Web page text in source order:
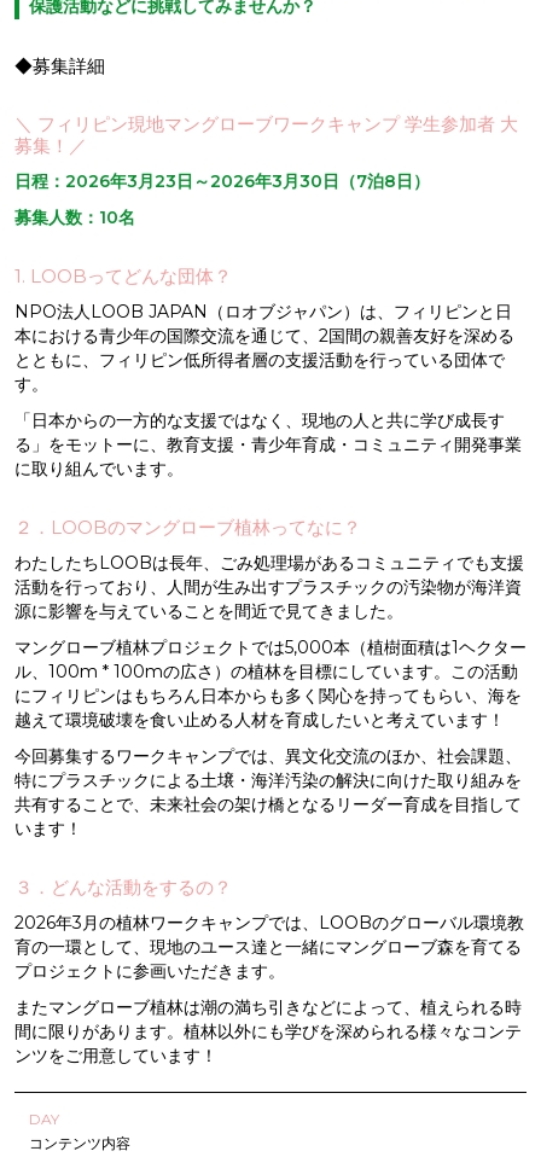
保護活動などに挑戦してみませんか？
◆募集詳細
＼ フィリピン現地マングローブワークキャンプ 学生参加者 大
募集！／
日程：2026年3月23日～2026年3月30日（7泊8日）
募集人数：10名
1. LOOBってどんな団体？
NPO法人LOOB JAPAN（ロオブジャパン）は、フィリピンと日
本における青少年の国際交流を通じて、2国間の親善友好を深める
とともに、フィリピン低所得者層の支援活動を行っている団体で
す。
「日本からの一方的な支援ではなく、現地の人と共に学び成長す
る」をモットーに、教育支援・青少年育成・コミュニティ開発事業
に取り組んでいます。
２．LOOBのマングローブ植林ってなに？
わたしたちLOOBは長年、ごみ処理場があるコミュニティでも支援
活動を行っており、人間が生み出すプラスチックの汚染物が海洋資
源に影響を与えていることを間近で見てきました。
マングローブ植林プロジェクトでは5,000本（植樹面積は1ヘクター
ル、100m * 100mの広さ）の植林を目標にしています。この活動
にフィリピンはもちろん日本からも多く関心を持ってもらい、海を
越えて環境破壊を食い止める人材を育成したいと考えています！
今回募集するワークキャンプでは、異文化交流のほか、社会課題、
特にプラスチックによる土壌・海洋汚染の解決に向けた取り組みを
共有することで、未来社会の架け橋となるリーダー育成を目指して
います！
３．どんな活動をするの？
2026年3月の植林ワークキャンプでは、LOOBのグローバル環境教
育の一環として、現地のユース達と一緒にマングローブ森を育てる
プロジェクトに参画いただきます。
またマングローブ植林は潮の満ち引きなどによって、植えられる時
間に限りがあります。植林以外にも学びを深められる様々なコンテ
ンツをご用意しています！
DAY
コンテンツ内容